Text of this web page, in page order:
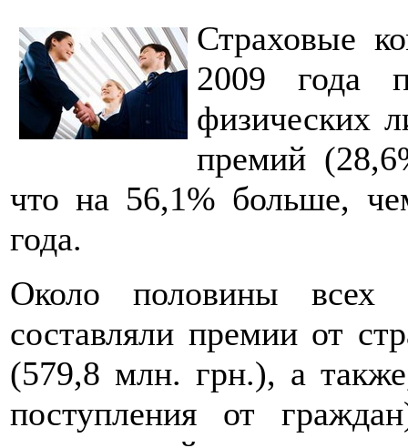
Страховые
2009 года
физических
премий
что на 56,1% больше,
года.
Около половины всех
составляли премии от
(579,8 млн. грн.), а
поступления от